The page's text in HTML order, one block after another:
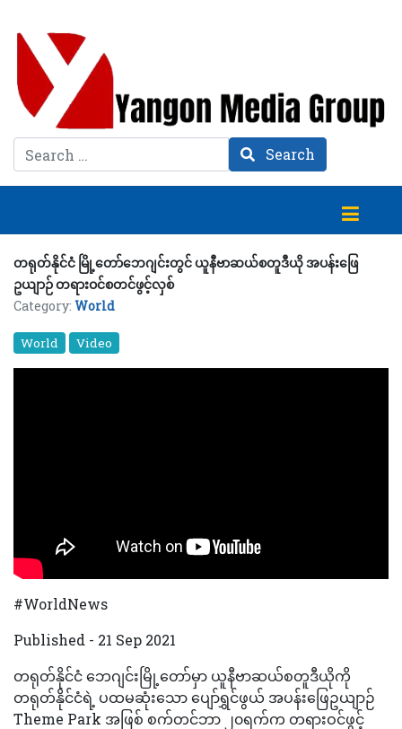
Search Search
တရုတ်နိုင်ငံ မြို့တော်ဘေဂျင်းတွင် ယူနီဗာဆယ်စတူဒီယို အပန်းဖြေ
ဥယျာဉ် တရားဝင်စတင်ဖွင့်လှစ်
Category: World
World Video
#WorldNews
Published - 21 Sep 2021
တရုတ်နိုင်ငံ ဘေဂျင်းမြို့တော်မှာ ယူနီဗာဆယ်စတူဒီယိုကို
တရုတ်နိုင်ငံရဲ့ ပထမဆုံးသော ပျော်ရွှင်ဖွယ် အပန်းဖြေဥယျာဉ်
Theme Park အဖြစ် စက်တင်ဘာ ၂၀ရက်က တရားဝင်ဖွင့်